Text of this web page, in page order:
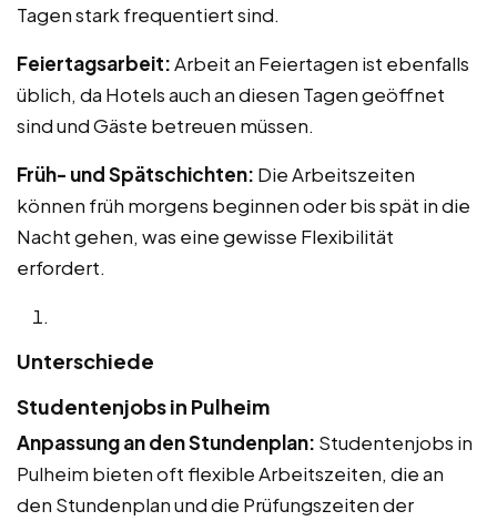
Tagen stark frequentiert sind.
Feiertagsarbeit:Arbeit an Feiertagen ist ebenfalls
üblich, da Hotels auch an diesen Tagen geöffnet
sind und Gäste betreuen müssen.
Früh- und Spätschichten: Die Arbeitszeiten
können früh morgens beginnen oder bis spät in die
Nacht gehen, was eine gewisse Flexibilität
erfordert.
Unterschiede
Studentenjobs in Pulheim
Anpassung an den Stundenplan: Studentenjobs in
Pulheim bieten oft flexible Arbeitszeiten, die an
den Stundenplan und die Prüfungszeiten der